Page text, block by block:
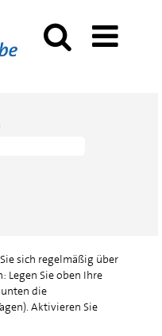
sich regelmäßig über
Legen Sie oben Ihre
die
Aktivieren Sie